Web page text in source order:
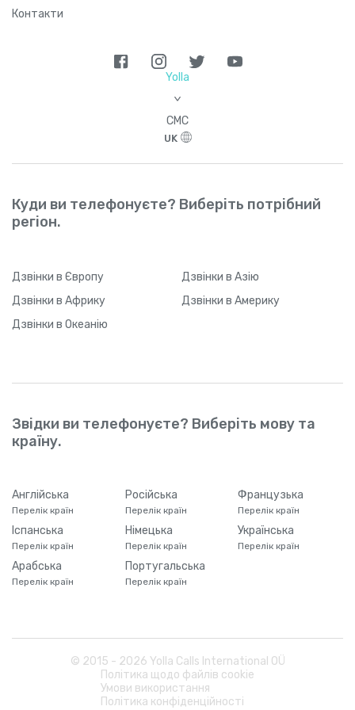
Контакти
Yolla
>
СМС
UK
Куди ви телефонуєте? Виберіть потрібний
регіон.
Дзвінки в Європу Дзвінки в Азію
Дзвінки в Африку Дзвінки в Америку
Дзвінки в Океанію
Звідки ви телефонуєте? Виберіть мову та
країну.
Англійська
Перелік країн
Російська
Перелік країн
Французька
Перелік країн
Іспанська
Перелік країн
Німецька
Перелік країн
Українська
Перелік країн
Арабська
Перелік країн
Португальська
Перелік країн
© 2015 - 2026 Yolla Calls International OÜ
Політика щодо файлів cookie
Умови використання
Політика конфіденційності